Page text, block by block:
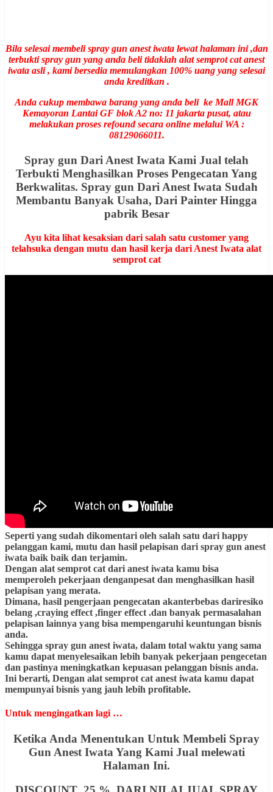
Bila selesai membeli spray gun anest iwata lewat halaman ini ,dan
terbukti spray gun yang anda beli tidaklah alat semprot cat anest
iwata asli , kami bersedia memulangkan 100% uang yang selesai
anda kreditkan .
Anda cukup membawa barang yang anda beli ke Mall MGK
Kemayoran Lantai GF blok A2 no: 11 jakarta pusat, atau
melakukan proses refound secara online melalui WA :
08129066011.
Spray gun Dari Anest Iwata Kami Jual telah
Terbukti Menghasilkan Proses Pengecatan Yang
Berkwalitas. Spray gun Dari Anest Iwata Sudah
Membantu Banyak Usaha, Dari Painter Hingga
pabrik Besar
Ayu kita lihat kesaksian dari salah satu customer yang
telahsuka dengan mutu dan hasil kerja dari Anest Iwata alat
semprot cat
Seperti yang sudah dikomentari oleh salah satu dari happy
pelanggan kami, mutu dan hasil pelapisan dari spray gun anest
iwata baik baik dan terjamin.
Dengan alat semprot cat dari anest iwata kamu bisa
memperoleh pekerjaan denganpesat dan menghasilkan hasil
pelapisan yang merata.
Dimana, hasil pengerjaan pengecatan akanterbebas dariresiko
belang ,craying effect ,finger effect .dan banyak permasalahan
pelapisan lainnya yang bisa mempengaruhi keuntungan bisnis
anda.
Sehingga spray gun anest iwata, dalam total waktu yang sama
kamu dapat menyelesaikan lebih banyak pekerjaan pengecetan
dan pastinya meningkatkan kepuasan pelanggan bisnis anda.
Ini berarti, Dengan alat semprot cat anest iwata kamu dapat
mempunyai bisnis yang jauh lebih profitable.
Untuk mengingatkan lagi …
Ketika Anda Menentukan Untuk Membeli Spray
Gun Anest Iwata Yang Kami Jual melewati
Halaman Ini.